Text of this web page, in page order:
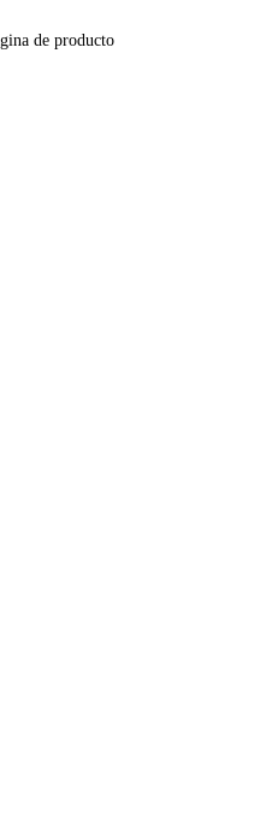
de producto